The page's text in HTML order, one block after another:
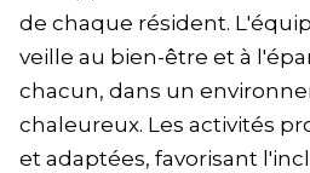
de chaque résident.
veille au bien-être et à
chacun, dans un
chaleureux. Les activités
et adaptées, favorisant